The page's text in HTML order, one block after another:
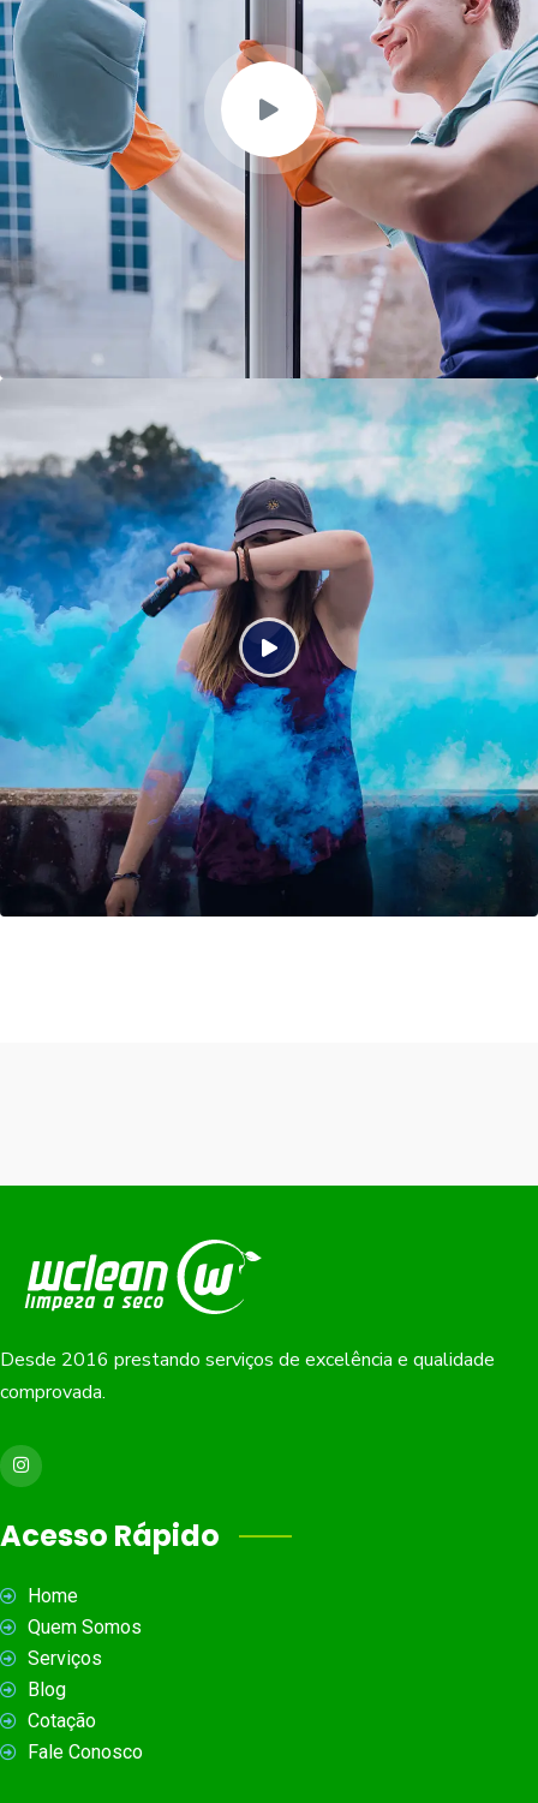
Desde 2016 prestando serviços de excelência e qualidade
comprovada.
Acesso Rápido
Home
Quem Somos
Serviços
Blog
Cotação
Fale Conosco